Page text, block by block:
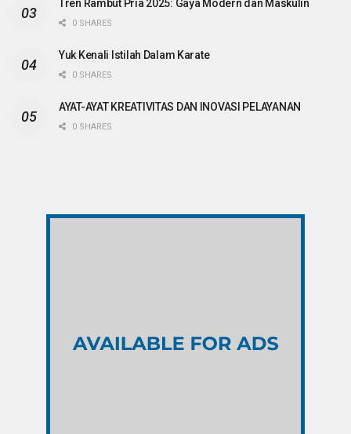
Tren Rambut Pria 2025: Gaya Modern dan Maskulin
0 SHARES
Yuk Kenali Istilah Dalam Karate
0 SHARES
AYAT-AYAT KREATIVITAS DAN INOVASI PELAYANAN
0 SHARES